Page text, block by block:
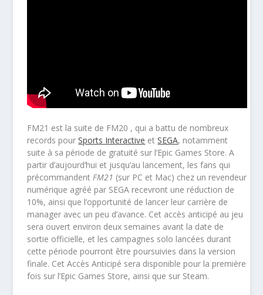
FM21 est la suite de FM20 , qui a battu de nombreux
records pourSports Interactive etSEGA, notamment
suite à sa période de gratuité sur l’Epic Games Store. A
partir d’aujourd’hui et jusqu’au lancement, les fans qui
précommandentFM21 (sur PC et Mac) chez un revendeur
numérique agréé par SEGA recevront une réduction de
10%, ainsi que l’opportunité de lancer leur carrière de
manager avec un peu d’avance. Cet accès anticipé au jeu
sera ouvert environ deux semaines avant la date de
sortie officielle, et les campagnes solo lancées durant
cette période pourront être poursuivies dans la version
finale. Cet Accès Anticipé sera disponible pour la première
fois sur l’Epic Games Store, ainsi que sur Steam.